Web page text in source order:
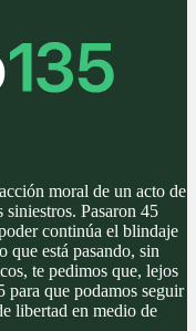
moral de un acto de
Pasaron 45
continúa el blindaje
que está pasando, sin
te pedimos que, lejos
para que podamos seguir
libertad en medio de